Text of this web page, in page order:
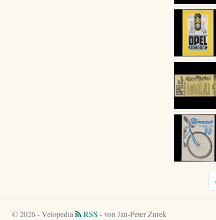
© 2026 - Velopedia RSS - von Jan-Peter Zurek